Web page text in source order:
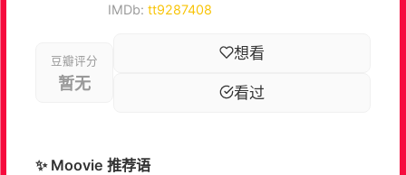
IMDb: tt9287408
豆瓣评分
暂无
想看
看过
✨ Moovie 推荐语